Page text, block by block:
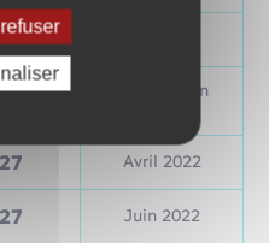
Mars et juin
Avril 2022
Juin 2022